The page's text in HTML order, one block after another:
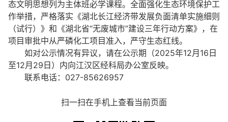
态文明思想列为主体班必学课程。全面强化生态环境保护工
作举措，严格落实《湖北长江经济带发展负面清单实施细则
（试行）》和《湖北省“无废城市”建设三年行动方案》，在
项目审批中从严磷化工项目准入，严守生态红线。
如对公示情况有异议，请在公示期（2025年12月16日
至12月29日）内向江汉区经科局办公室反映。
联系电话：027-85626957
扫一扫在手机上查看当前页面